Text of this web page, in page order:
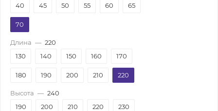
40
45 50 55 60 65
70
Длина — 220
130
140 150 160 170
180 190 200 210 220
Высота — 240
190
200 210 220 230